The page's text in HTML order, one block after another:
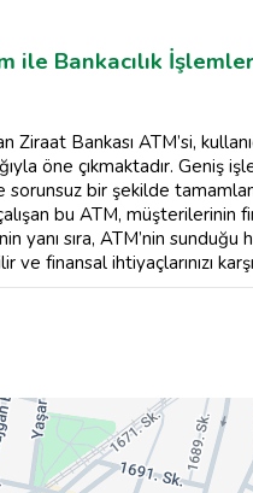
ile Bankacılık
Bankası ATM’si,
öne çıkmaktadır. Geniş
sorunsuz bir şekilde
bu ATM, müşterilerinin
yanı sıra, ATM’nin sunduğu
finansal ihtiyaçlarınızı